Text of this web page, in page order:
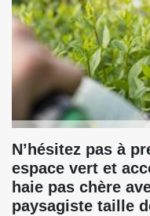
N’hésitez pas à
espace vert et
haie pas chère
paysagiste taille